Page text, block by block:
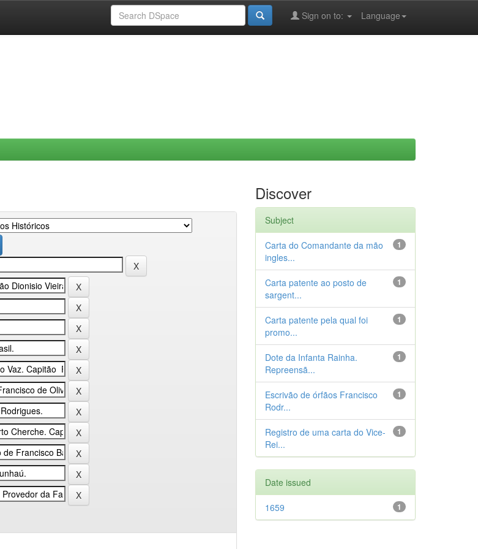
Language
Sign on to:
Discover
Subject
1
Carta do Comandante da mão
ingles...
1
Carta patente ao posto de
sargent...
1
Carta patente pela qual foi
promo...
1
Dote da Infanta Rainha.
Repreensã...
1
Escrivão de órfãos Francisco
Rodr...
1
Registro de uma carta do Vice-
Rei...
Date issued
1
1659